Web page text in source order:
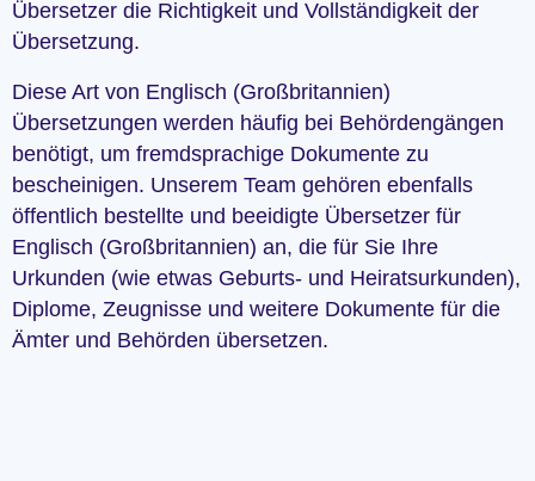
Übersetzer die Richtigkeit und Vollständigkeit der
Übersetzung.
Diese Art von Englisch (Großbritannien)
Übersetzungen werden häufig bei Behördengängen
benötigt, um fremdsprachige Dokumente zu
bescheinigen. Unserem Team gehören ebenfalls
öffentlich bestellte und beeidigte Übersetzer für
Englisch (Großbritannien) an, die für Sie Ihre
Urkunden (wie etwas Geburts- und Heiratsurkunden),
Diplome, Zeugnisse und weitere Dokumente für die
Ämter und Behörden übersetzen.